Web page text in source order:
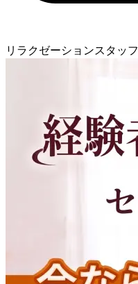
リラクゼーションスタッフ